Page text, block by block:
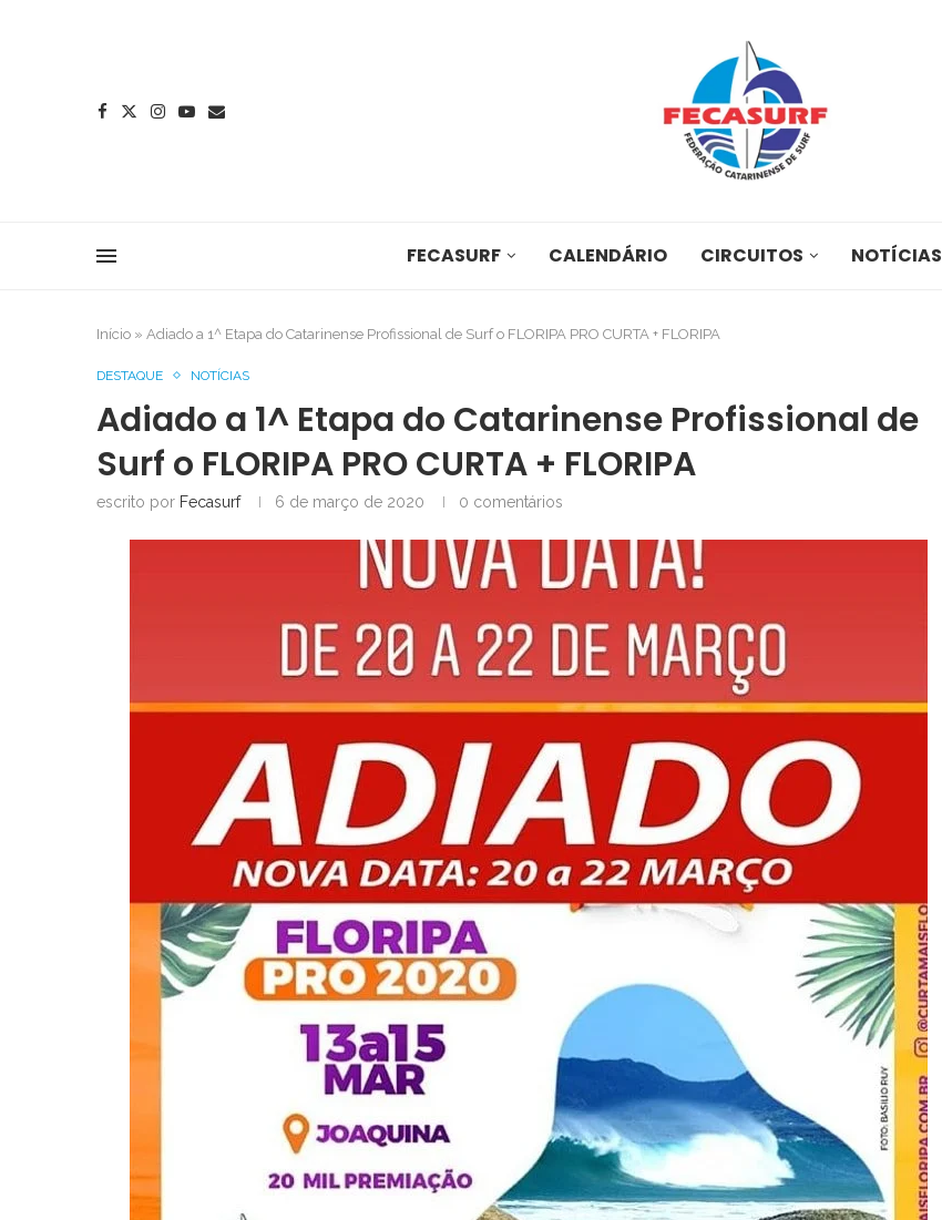
FECASURF CALENDÁRIO CIRCUITOS NOTÍCIAS
Início » Adiado a 1^ Etapa do Catarinense Profissional de Surf o FLORIPA PRO CURTA + FLORIPA
DESTAQUE NOTÍCIAS
Adiado a 1^ Etapa do Catarinense Profissional de
Surf o FLORIPA PRO CURTA + FLORIPA
escrito por Fecasurf 6 de março de 2020 0 comentários